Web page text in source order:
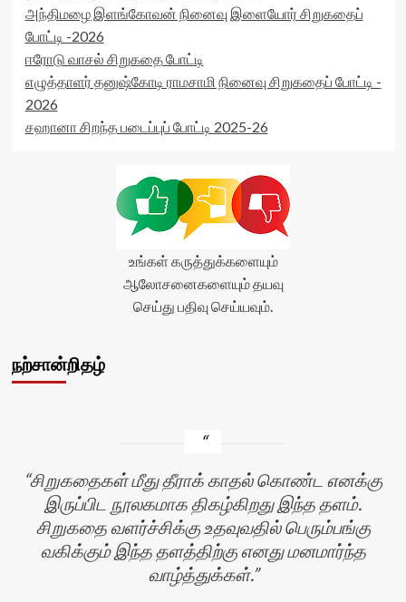
அந்திமழை இளங்கோவன் நினைவு இளையோர் சிறுகதைப்
போட்டி -2026
ஈரோடு வாசல் சிறுகதை போட்டி
எழுத்தாளர் தனுஷ்கோடி ராமசாமி நினைவு சிறுகதைப் போட்டி -
2026
சஹானா சிறந்த படைப்புப் போட்டி 2025-26
உங்கள் கருத்துக்களையும்
ஆலோசனைகளையும் தயவு
செய்து பதிவு செய்யவும்.
நற்சான்றிதழ்
சிறுகதைகள் மீது தீராக் காதல் கொண்ட எனக்கு
இருப்பிட நூலகமாக திகழ்கிறது இந்த தளம்.
சிறுகதை வளர்ச்சிக்கு உதவுவதில் பெரும்பங்கு
வகிக்கும் இந்த தளத்திற்கு எனது மனமார்ந்த
வாழ்த்துக்கள்.